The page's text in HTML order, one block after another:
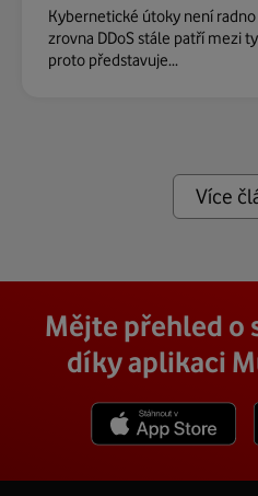
Kybernetické útoky není
zrovna DDoS stále patří mezi
proto představuje...
Více
Mějte přehled o
díky aplikaci